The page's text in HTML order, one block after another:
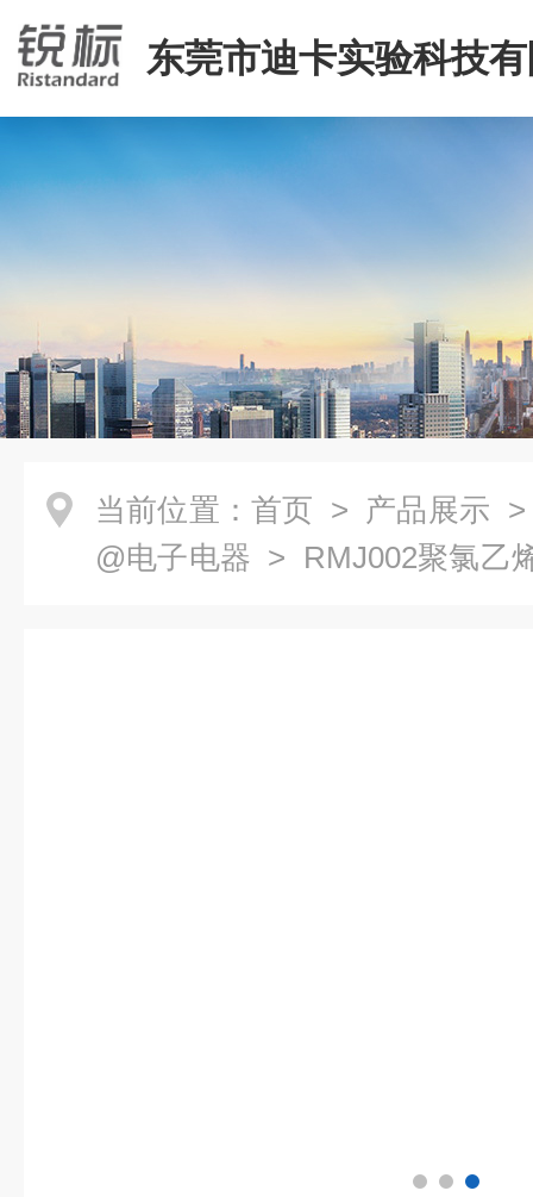
东莞市迪卡实验科技
当前位置： 首页 > 产品展示
@电子电器 > RMJ002聚氯乙